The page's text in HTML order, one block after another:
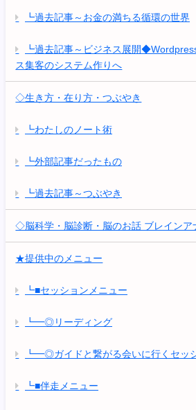
┗過去記事～お金の満ちる循環の世界
┗過去記事～ビジネス展開
ス集客のシステム作りへ
◇生き方・在り方・つぶやき
┗わたしのノート術
┗外部記事だったもの
┗過去記事～つぶやき
◇脳科学・脳診断・脳のお話 ブレインア
★提供中のメニュー
┗■セッションメニュー
┗━◎リーディング
┗━◎ガイドと繋がる会いに行くセッ
┗■伴走メニュー